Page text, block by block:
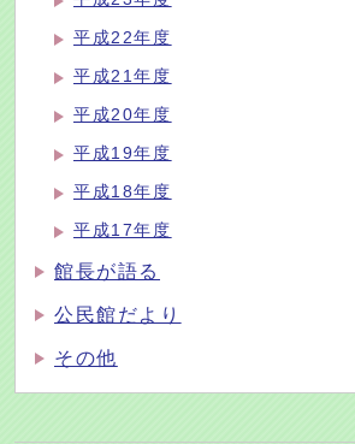
平成22年度
平成21年度
平成20年度
平成19年度
平成18年度
平成17年度
館長が語る
公民館だより
その他